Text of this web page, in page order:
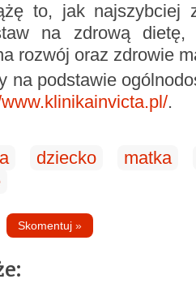
to, jak najszybciej
na zdrową dietę,
rozwój oraz zdrowie
na podstawie
.
dziecko
matka
Skomentuj »